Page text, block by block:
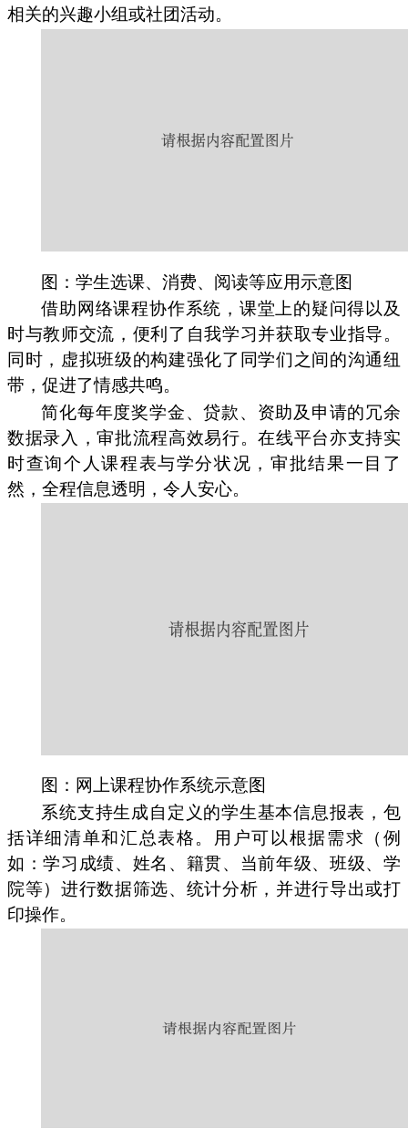
相关的兴趣小组或社团活动。
图：学生选课、消费、阅读等应用示意图
借助网络课程协作系统，课堂上的疑问得以及
时与教师交流，便利了自我学习并获取专业指导。
同时，虚拟班级的构建强化了同学们之间的沟通纽
带，促进了情感共鸣。
简化每年度奖学金、贷款、资助及申请的冗余
数据录入，审批流程高效易行。在线平台亦支持实
时查询个人课程表与学分状况，审批结果一目了
然，全程信息透明，令人安心。
图：网上课程协作系统示意图
系统支持生成自定义的学生基本信息报表，包
括详细清单和汇总表格。用户可以根据需求（例
如：学习成绩、姓名、籍贯、当前年级、班级、学
院等）进行数据筛选、统计分析，并进行导出或打
印操作。